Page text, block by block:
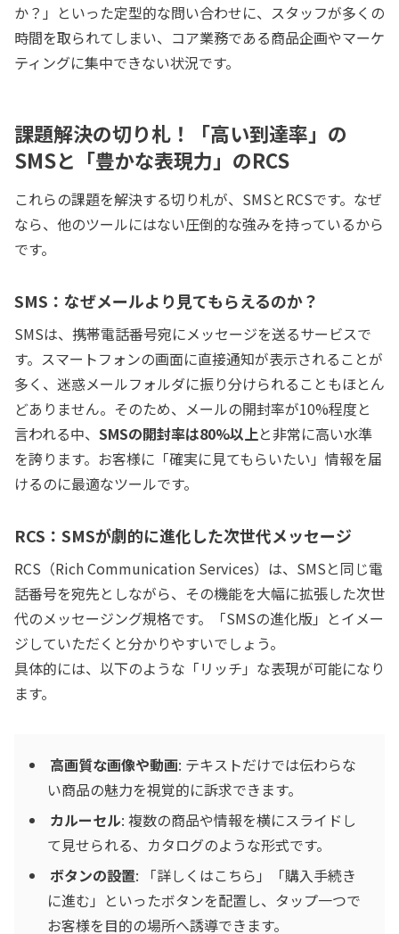
か？」といった定型的な問い合わせに、スタッフが多くの
時間を取られてしまい、コア業務である商品企画やマーケ
ティングに集中できない状況です。
課題解決の切り札！「高い到達率」の
SMSと「豊かな表現力」のRCS
これらの課題を解決する切り札が、SMSとRCSです。なぜ
なら、他のツールにはない圧倒的な強みを持っているから
です。
SMS：なぜメールより見てもらえるのか？
SMSは、携帯電話番号宛にメッセージを送るサービスで
す。スマートフォンの画面に直接通知が表示されることが
多く、迷惑メールフォルダに振り分けられることもほとん
どありません。そのため、メールの開封率が10%程度と
言われる中、 SMSの開封率は80%以上と非常に高い水準
を誇ります。お客様に「確実に見てもらいたい」情報を届
けるのに最適なツールです。
RCS：SMSが劇的に進化した次世代メッセージ
RCS（Rich Communication Services）は、SMSと同じ電
話番号を宛先としながら、その機能を大幅に拡張した次世
代のメッセージング規格です。「SMSの進化版」とイメー
ジしていただくと分かりやすいでしょう。
具体的には、以下のような「リッチ」な表現が可能になり
ます。
高画質な画像や動画: テキストだけでは伝わらな
い商品の魅力を視覚的に訴求できます。
カルーセル: 複数の商品や情報を横にスライドし
て見せられる、カタログのような形式です。
ボタンの設置: 「詳しくはこちら」「購入手続き
に進む」といったボタンを配置し、タップ一つで
お客様を目的の場所へ誘導できます。